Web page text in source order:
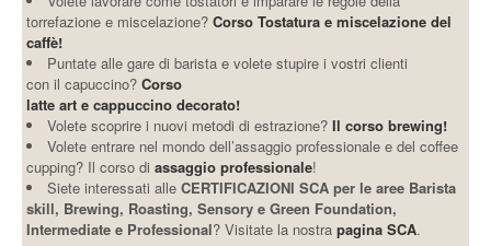
torrefazione e miscelazione?Corso Tostatura e miscelazione del
caffè!
Puntate alle gare di barista e volete stupire i vostri clienti
con il capuccino?Corso
latte art e cappuccino decorato!
Volete scoprire i nuovi metodi di estrazione?Il corso brewing!
Volete entrare nel mondo dell’assaggio professionale e del coffee
cupping? Il corso diassaggio professionale!
Siete interessati alleCERTIFICAZIONI SCA per le aree Barista
skill, Brewing, Roasting, Sensory e Green Foundation,
Intermediate e Professional? Visitate la nostrapagina SCA.